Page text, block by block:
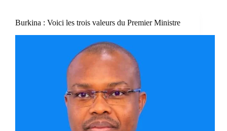
Burkina : Voici les trois valeurs du Premier Ministre